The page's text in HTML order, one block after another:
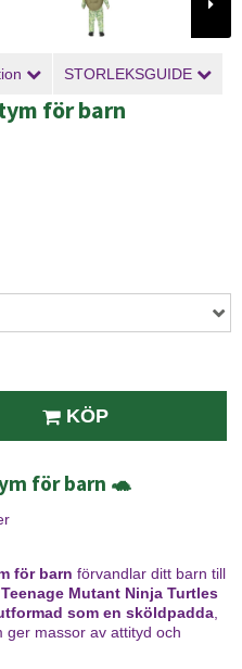
STORLEKSGUIDE
för barn
KÖP
för barn 🐢
för barn förvandlar ditt barn till
Teenage Mutant Ninja Turtles
som en sköldpadda,
ger massor av attityd och